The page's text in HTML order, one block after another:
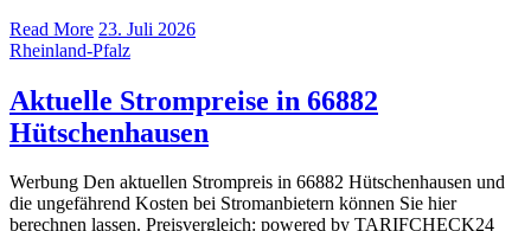
Read More 23. Juli 2026
Rheinland-Pfalz
Aktuelle Strompreise in 66882
Hütschenhausen
Werbung Den aktuellen Strompreis in 66882 Hütschenhausen und
die ungefährend Kosten bei Stromanbietern können Sie hier
berechnen lassen. Preisvergleich: powered by TARIFCHECK24